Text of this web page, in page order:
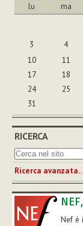
lu ma
3
4
10
11
17
18
24
25
31
RICERCA
Ricerca
Nef è